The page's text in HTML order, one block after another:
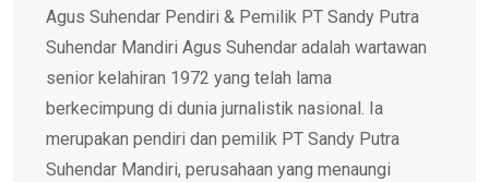
Agus Suhendar Pendiri & Pemilik PT Sandy Putra
Suhendar Mandiri Agus Suhendar adalah wartawan
senior kelahiran 1972 yang telah lama
berkecimpung di dunia jurnalistik nasional. Ia
merupakan pendiri dan pemilik PT Sandy Putra
Suhendar Mandiri, perusahaan yang menaungi